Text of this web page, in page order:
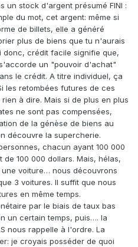
un stock d'argent présumé FINI :
du mot, cet argent: même si
de billets, elle a généré
plus de biens que tu n'aurais
donc, crédit facile signifie que,
un "pouvoir d'achat"
le crédit. A titre individuel, ça
les retombées futures de ces
à dire. Mais si de plus en plus
ne sont pas compensées,
de la génèse de biens au
découvre la supercherie.
chacun ayant 100 000
100 000 dollars. Mais, hélas,
voiture… nous découvrons
3 voitures. Il suffit que nous
en même temps.
par le biais de taux bas
un certain temps, puis…. la
nous rappelle à l'ordre. La
je croyais posséder de quoi